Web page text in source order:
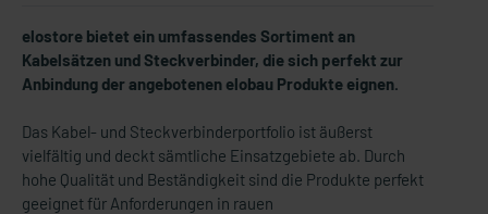
elostore bietet ein umfassendes Sortiment an
Kabelsätzen und Steckverbinder, die sich perfekt zur
Anbindung der angebotenen elobau Produkte eignen.
Das Kabel- und Steckverbinderportfolio ist äußerst
vielfältig und deckt sämtliche Einsatzgebiete ab. Durch
hohe Qualität und Beständigkeit sind die Produkte perfekt
geeignet für Anforderungen in rauen